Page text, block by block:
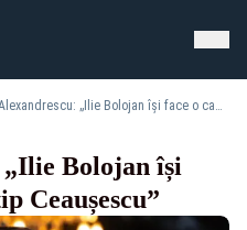
Anca Alexandrescu: „Ilie Bolojan își face o campanie de tip Ceaușescu”
Bolojan își
Ceaușescu”